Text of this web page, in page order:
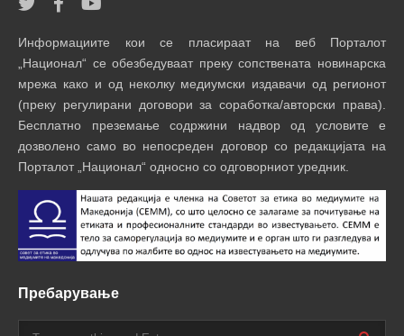
Информациите кои се пласираат на веб Порталот
„Национал“ се обезбедуваат преку сопствената новинарска
мрежа како и од неколку медиумски издавачи од регионот
(преку регулирани договори за соработка/авторски права).
Бесплатно преземање содржини надвор од условите е
дозволено само во непосреден договор со редакцијата на
Порталот „Национал“ односно со одговорниот уредник.
Пребарување